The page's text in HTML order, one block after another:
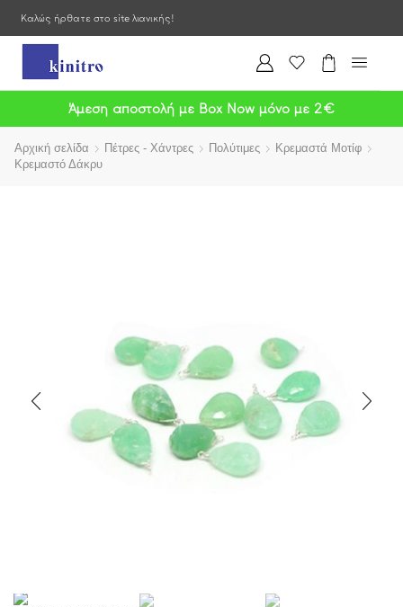
Καλώς ήρθατε στο site λιανικής!
Άμεση αποστολή με Box Now μόνο με 2€
Αρχική σελίδα Πέτρες - Χάντρες Πολύτιμες
Κρεμαστά Μοτίφ
Κρεμαστό Δάκρυ